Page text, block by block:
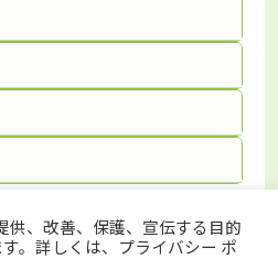
供、改善、保護、宣伝する目的
。詳しくは、プライバシー ポ